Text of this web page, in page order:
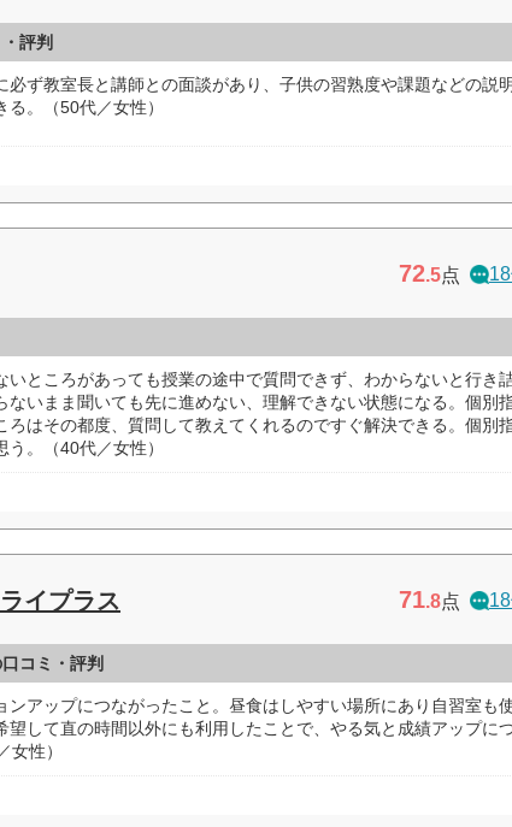
評判
必ず教室長と講師との面談があり、子供の習熟度や課題などの説明
。（50代／女性）
72.5点
いところがあっても授業の途中で質問できず、わからないと行き
ないまま聞いても先に進めない、理解できない状態になる。個別
ろはその都度、質問して教えてくれるのですぐ解決できる。個別
。（40代／女性）
イプラス 71.8点
コミ・評判
ンアップにつながったこと。昼食はしやすい場所にあり自習室も
望して直の時間以外にも利用したことで、やる気と成績アップに
女性）